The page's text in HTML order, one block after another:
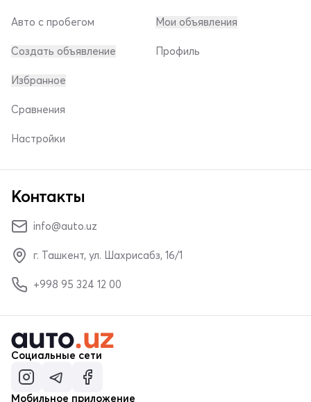
Авто с пробегом
Создать объявление
Мои объявления
Профиль
Избранное
Сравнения
Настройки
Контакты
info@auto.uz
г. Ташкент, ул. Шахрисабз, 16/1
+998 95 324 12 00
Социальные сети
Мобильное приложение